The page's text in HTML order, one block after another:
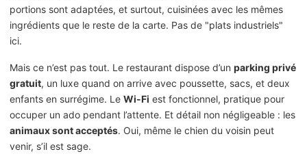
portions sont adaptées, et surtout, cuisinées avec les mêmes
ingrédients que le reste de la carte. Pas de "plats industriels"
ici.
Mais ce n’est pas tout. Le restaurant dispose d’un parking privé
gratuit, un luxe quand on arrive avec poussette, sacs, et deux
enfants en surrégime. Le Wi-Fi est fonctionnel, pratique pour
occuper un ado pendant l’attente. Et détail non négligeable : les
animaux sont acceptés. Oui, même le chien du voisin peut
venir, s’il est sage.